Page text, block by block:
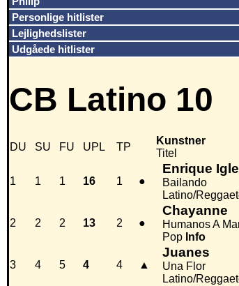
Personlige hitlister
Lejlighedslister
Udgåede hitlister
CB Latino 10
DU
SU FU UPL TP
Kunstner
Titel
1 1 1 16 1 ●
Enrique
Bailando
Latino/
2 2 2 13 2 ●
Chayanne
Humanos A
Pop Info
3 4 5 4 4 ▲
Juanes
Una Flor
Latino/